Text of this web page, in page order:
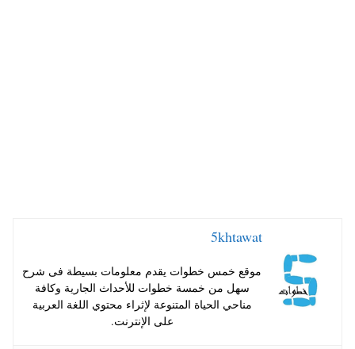
5khtawat
موقع خمس خطوات يقدم معلومات بسيطة فى شرح
سهل من خمسة خطوات للأحداث الجارية وكافة
مناحي الحياة المتنوعة لإثراء محتوي اللغة العربية
على الإنترنت.